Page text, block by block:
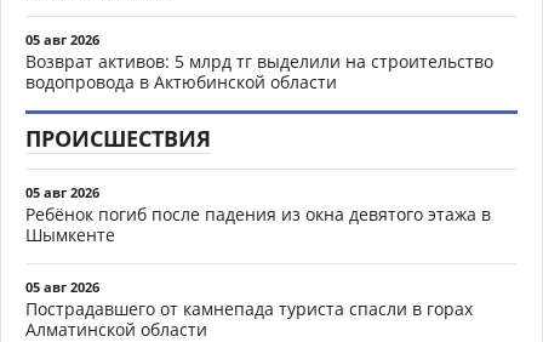
05 авг 2026
Возврат активов: 5 млрд тг выделили на строительство
водопровода в Актюбинской области
ПРОИСШЕСТВИЯ
05 авг 2026
Ребёнок погиб после падения из окна девятого этажа в
Шымкенте
05 авг 2026
Пострадавшего от камнепада туриста спасли в горах
Алматинской области